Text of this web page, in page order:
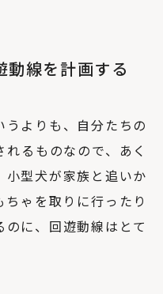
動線を計画する
よりも、自分たちの
るものなので、あく
小型犬が家族と追いか
ゃを取りに行ったり
に、回遊動線はとて